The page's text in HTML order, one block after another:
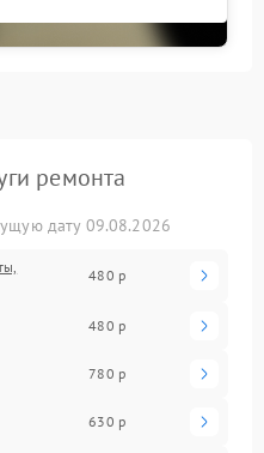
ремонта
дату 09.08.2026
480 р
480 р
780 р
630 р